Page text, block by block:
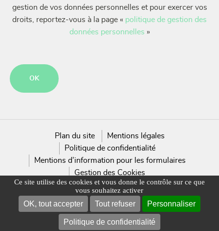
Ce site utilise des cookies et vous donne le contrôle sur ce que
vous souhaitez activer
OK, tout accepter Tout refuser Personnaliser
Politique de confidentialité
NOUS CONTACTER TROUVER UN MAGASIN
gestion de vos données personnelles et pour exercer vos
droits, reportez-vous à la page « politique de gestion des
données personnelles »
Plan du site
Mentions légales
Politique de confidentialité
Mentions d’information pour les formulaires
Gestion des Cookies